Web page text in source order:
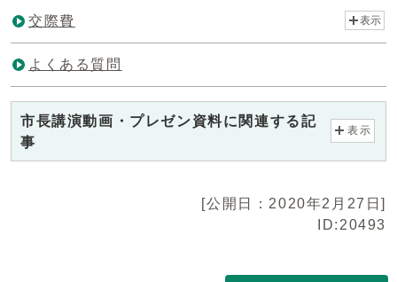
交際費 表示
よくある質問
市長講演動画・プレゼン資料に関連する記
事
表示
[公開日：2020年2月27日]
ID:20493